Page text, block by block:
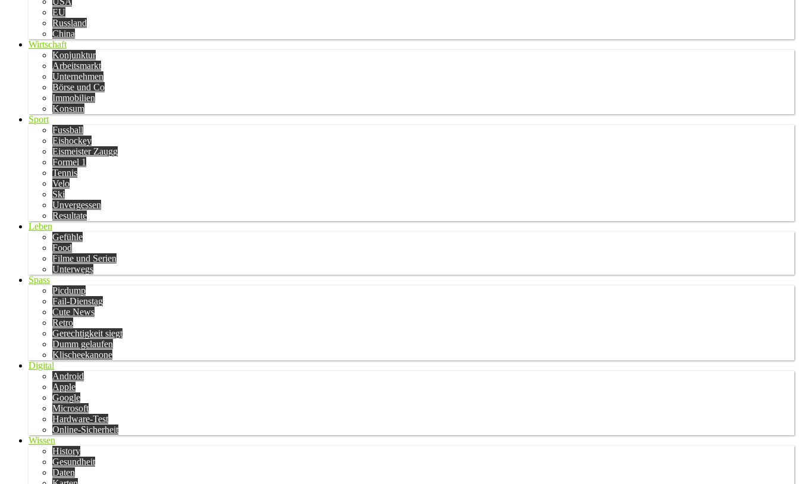
EU
Russland
China
Wirtschaft
Konjunktur
Arbeitsmarkt
Unternehmen
Börse und Co
Immobilien
Konsum
Sport
Fussball
Eishockey
Eismeister Zaugg
Formel 1
Tennis
Velo
Ski
Unvergessen
Resultate
Leben
Gefühle
Food
Filme und Serien
Unterwegs
Spass
Picdump
Fail-Dienstag
Cute News
Retro
Gerechtigkeit siegt
Dumm gelaufen
Klischeekanone
Digital
Android
Apple
Google
Microsoft
Hardware-Test
Online-Sicherheit
Wissen
History
Gesundheit
Daten